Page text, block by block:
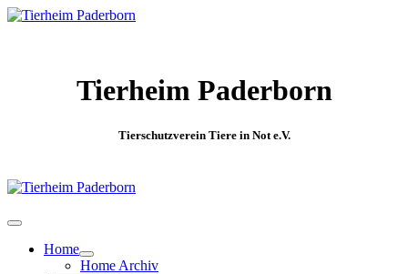
Tierheim Paderborn
Tierschutzverein Tiere in Not e.V.
Home
Home Archiv